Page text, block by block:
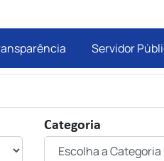
Servidor
Categoria